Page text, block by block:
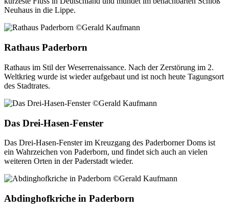
Neuhaus in die Lippe.
Rathaus Paderborn
Rathaus im Stil der Weserrenaissance. Nach der Zerstörung im 2.
Weltkrieg wurde ist wieder aufgebaut und ist noch heute Tagungsort
des Stadtrates.
Das Drei-Hasen-Fenster
Das Drei-Hasen-Fenster im Kreuzgang des Paderborner Doms ist
ein Wahrzeichen von Paderborn, und findet sich auch an vielen
weiteren Orten in der Paderstadt wieder.
Abdinghofkriche in Paderborn